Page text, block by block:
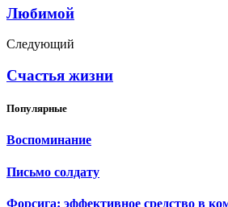
Любимой
Следующий
Счастья жизни
Популярные
Воспоминание
Письмо солдату
Форсига: эффективное средство в